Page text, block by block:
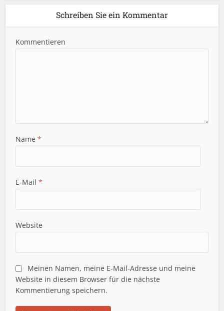
Schreiben Sie ein Kommentar
Kommentieren
Name*
E-Mail*
Website
Meinen Namen, meine E-Mail-Adresse und meine
Website in diesem Browser für die nächste
Kommentierung speichern.